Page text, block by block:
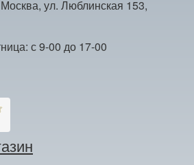
ул. Люблинская 153,
с 9-00 до 17-00